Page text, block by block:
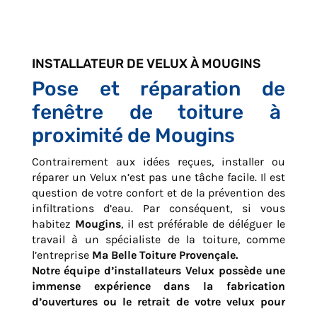
INSTALLATEUR DE VELUX À MOUGINS
Pose et réparation de
fenêtre de toiture à
proximité de Mougins
Contrairement aux idées reçues, installer ou
réparer un Velux n’est pas une tâche facile. Il est
question de votre confort et de la prévention des
infiltrations d’eau. Par conséquent, si vous
habitez Mougins, il est préférable de déléguer le
travail à un spécialiste de la toiture, comme
l’entreprise Ma Belle Toiture Provençale.
Notre équipe d’installateurs Velux possède une
immense expérience dans la fabrication
d’ouvertures ou le retrait de votre velux pour